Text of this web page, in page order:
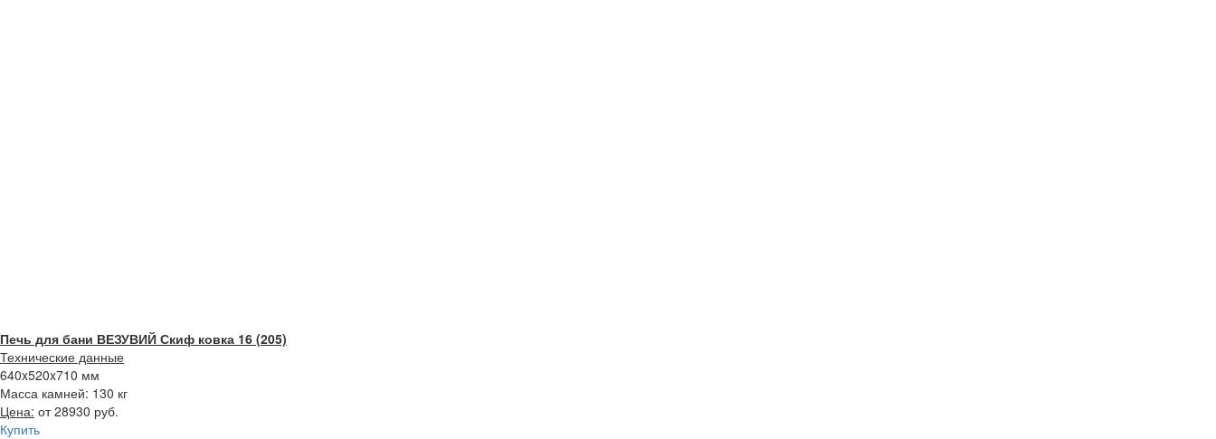
Печь для бани ВЕЗУВИЙ Скиф ковка 16 (205)
Технические данные
640x520x710 мм
Масса камней: 130 кг
Цена: от 28930 руб.
Купить